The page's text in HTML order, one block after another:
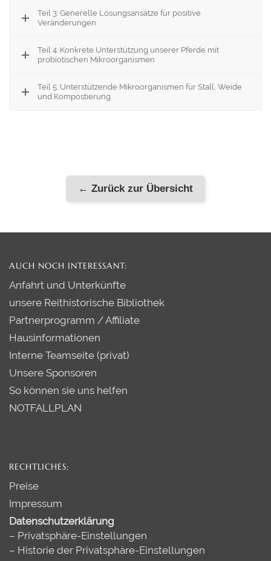
Teil 3: Generelle Lösungsansätze für positive
Veränderungen
Teil 4: Konkrete Unterstützung unserer Pferde mit
probiotischen Mikroorganismen
Teil 5: Unterstützende Mikroorganismen für Stall, Weide
und Kompostierung
← Zurück zur Übersicht
AUCH NOCH INTERESSANT:
Anfahrt und Unterkünfte
unsere Reithistorische Bibliothek
Partnerprogramm / Affiliate
Hausinformationen
Interne Teamseite (privat)
Unsere Sponsoren
So können sie uns helfen
NOTFALLPLAN
RECHTLICHES:
Preise
Impressum
Datenschutzerklärung
– Privatsphäre-Einstellungen
– Historie der Privatsphäre-Einstellungen